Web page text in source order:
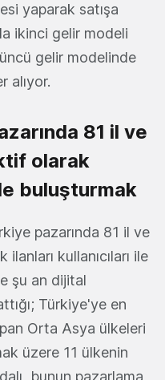
yaparak satışa
ikinci gelir modeli
gelir modelinde
alıyor.
81 il ve
olarak
buluşturmak
pazarında 81 il ve
kullanıcıları ile
şu an dijital
Türkiye'ye en
Orta Asya ülkeleri
üzere 11 ülkenin
bunun pazarlama